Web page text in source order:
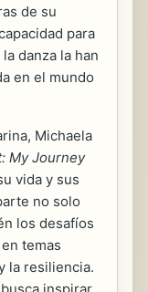
de su
para
danza la han
en el mundo
Michaela
My Journey
vida y sus
no solo
los desafíos
temas
la resiliencia.